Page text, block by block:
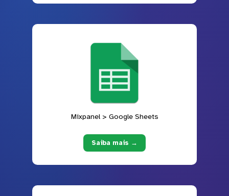
Mixpanel > Google Sheets
Saiba mais →